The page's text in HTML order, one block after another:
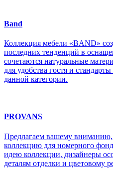
Band
Коллекция мебели «BAND»
последних тенденций в
сочетаются натуральные
для удобства гостя и
данной категории.
PROVANS
Предлагаем вашему
коллекцию для номерного
идею коллекции, дизайнеры
деталям отделки и цветовому